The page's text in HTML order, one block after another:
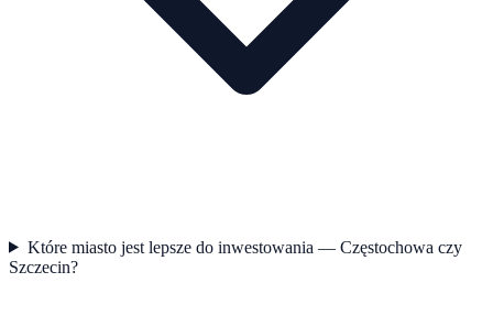
Które miasto jest lepsze do inwestowania — Częstochowa czy
Szczecin?